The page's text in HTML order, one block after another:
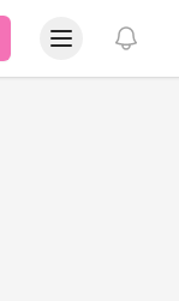
عرض الإشعارات
عرض